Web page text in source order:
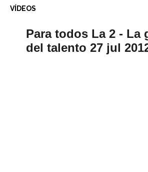
VÍDEOS
Para todos La 2 - La
del talento 27 jul